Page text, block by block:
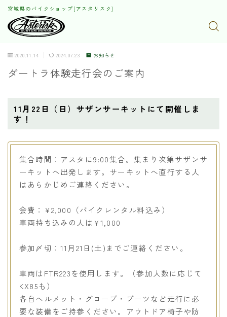
宮城県のバイクショップ[アスタリスク]
2020.11.14 2024.07.23 お知らせ
ダートラ体験走行会のご案内
11月22日（日）サザンサーキットにて開催しま
す！
集合時間：アスタに9:00集合。集まり次第サザンサ
ーキットへ出発します。サーキットへ直行する人
はあらかじめご連絡ください。
会費：¥2,000（バイクレンタル料込み）
車両持ち込みの人は¥1,000
参加〆切：11月21日(土)までご連絡ください。
車両はFTR223を使用します。（参加人数に応じて
KX85も）
各自ヘルメット・グローブ・ブーツなど走行に必
要な装備をご持参ください。アウトドア椅子や防